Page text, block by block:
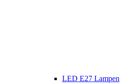
LED E27 Lampen